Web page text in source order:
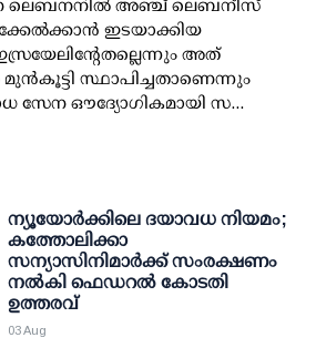
ലെബനനിൽ അഞ്ച് ലെബനീസ്
ഇടയാക്കിയ
അത്
സ്ഥാപിച്ചതാണെന്നും
സേന ഔദ്യോഗികമായി സ...
ന്യൂയോർക്കിലെ ദയാവധ നിയമം;
കത്തോലിക്കാ
സന്യാസിനിമാർക്ക് സംരക്ഷണം
നൽകി ഫെഡറല്‍ കോടതി
ഉത്തരവ്
03 Aug